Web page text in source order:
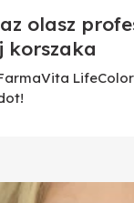
olasz
korszaka
LifeColor